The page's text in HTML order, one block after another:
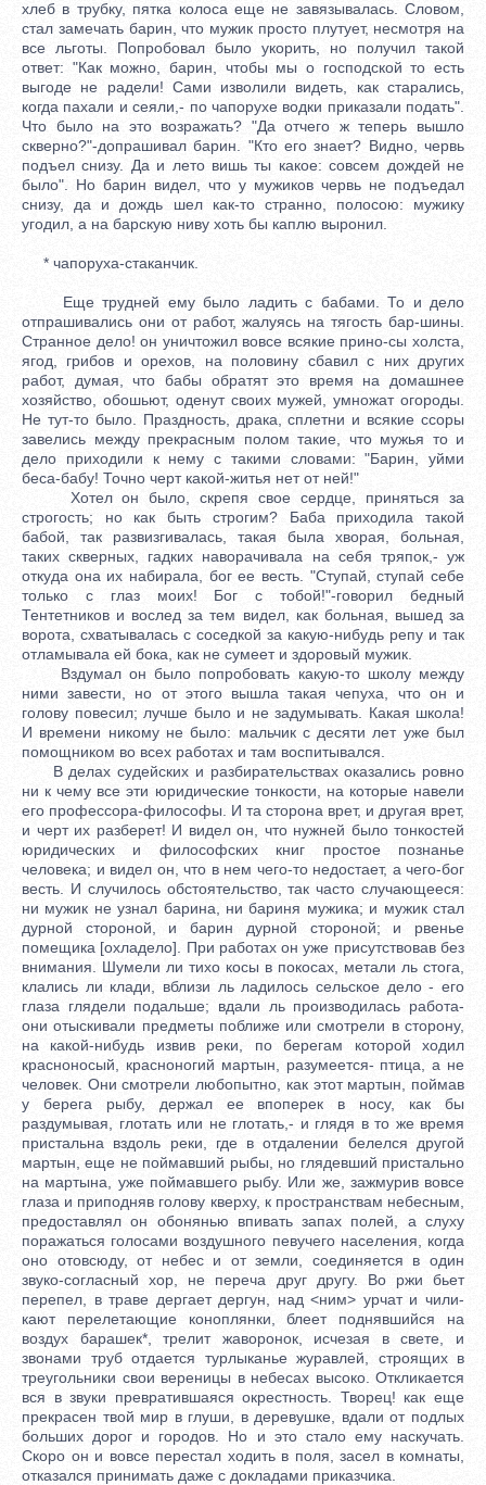
хлеб в трубку, пятка колоса еще не завязывалась. Словом,
стал замечать барин, что мужик просто плутует, несмотря на
все льготы. Попробовал было укорить, но получил такой
ответ: "Как можно, барин, чтобы мы о господской то есть
выгоде не радели! Сами изволили видеть, как старались,
когда пахали и сеяли,- по чапорухе водки приказали подать".
Что было на это возражать? "Да отчего ж теперь вышло
скверно?"-допрашивал барин. "Кто его знает? Видно, червь
подъел снизу. Да и лето вишь ты какое: совсем дождей не
было". Но барин видел, что у мужиков червь не подъедал
снизу, да и дождь шел как-то странно, полосою: мужику
угодил, а на барскую ниву хоть бы каплю выронил.
* чапоруха-стаканчик.
Еще трудней ему было ладить с бабами. То и дело
отпрашивались они от работ, жалуясь на тягость бар-шины.
Странное дело! он уничтожил вовсе всякие прино-сы холста,
ягод, грибов и орехов, на половину сбавил с них других
работ, думая, что бабы обратят это время на домашнее
хозяйство, обошьют, оденут своих мужей, умножат огороды.
Не тут-то было. Праздность, драка, сплетни и всякие ссоры
завелись между прекрасным полом такие, что мужья то и
дело приходили к нему с такими словами: "Барин, уйми
беса-бабу! Точно черт какой-житья нет от ней!"
Хотел он было, скрепя свое сердце, приняться за
строгость; но как быть строгим? Баба приходила такой
бабой, так развизгивалась, такая была хворая, больная,
таких скверных, гадких наворачивала на себя тряпок,- уж
откуда она их набирала, бог ее весть. "Ступай, ступай себе
только с глаз моих! Бог с тобой!"-говорил бедный
Тентетников и вослед за тем видел, как больная, вышед за
ворота, схватывалась с соседкой за какую-нибудь репу и так
отламывала ей бока, как не сумеет и здоровый мужик.
Вздумал он было попробовать какую-то школу между
ними завести, но от этого вышла такая чепуха, что он и
голову повесил; лучше было и не задумывать. Какая школа!
И времени никому не было: мальчик с десяти лет уже был
помощником во всех работах и там воспитывался.
В делах судейских и разбирательствах оказались ровно
ни к чему все эти юридические тонкости, на которые навели
его профессора-философы. И та сторона врет, и другая врет,
и черт их разберет! И видел он, что нужней было тонкостей
юридических и философских книг простое познанье
человека; и видел он, что в нем чего-то недостает, а чего-бог
весть. И случилось обстоятельство, так часто случающееся:
ни мужик не узнал барина, ни бариня мужика; и мужик стал
дурной стороной, и барин дурной стороной; и рвенье
помещика [охладело]. При работах он уже присутствовав без
внимания. Шумели ли тихо косы в покосах, метали ль стога,
клались ли клади, вблизи ль ладилось сельское дело - его
глаза глядели подальше; вдали ль производилась работа-
они отыскивали предметы поближе или смотрели в сторону,
на какой-нибудь извив реки, по берегам которой ходил
красноносый, красноногий мартын, разумеется- птица, а не
человек. Они смотрели любопытно, как этот мартын, поймав
у берега рыбу, держал ее впоперек в носу, как бы
раздумывая, глотать или не глотать,- и глядя в то же время
пристальна вздоль реки, где в отдалении белелся другой
мартын, еще не поймавший рыбы, но глядевший пристально
на мартына, уже поймавшего рыбу. Или же, зажмурив вовсе
глаза и приподняв голову кверху, к пространствам небесным,
предоставлял он обонянью впивать запах полей, а слуху
поражаться голосами воздушного певучего населения, когда
оно отовсюду, от небес и от земли, соединяется в один
звуко-согласный хор, не переча друг другу. Во ржи бьет
перепел, в траве дергает дергун, над <ним> урчат и чили-
кают перелетающие коноплянки, блеет поднявшийся на
воздух барашек*, трелит жаворонок, исчезая в свете, и
звонами труб отдается турлыканье журавлей, строящих в
треугольники свои вереницы в небесах высоко. Откликается
вся в звуки превратившаяся окрестность. Творец! как еще
прекрасен твой мир в глуши, в деревушке, вдали от подлых
больших дорог и городов. Но и это стало ему наскучать.
Скоро он и вовсе перестал ходить в поля, засел в комнаты,
отказался принимать даже с докладами приказчика.